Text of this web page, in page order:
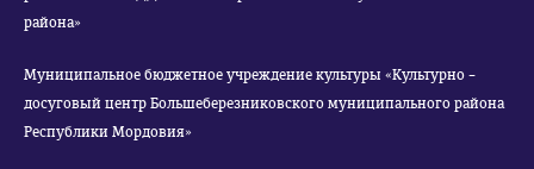
района»
Муниципальное бюджетное учреждение культуры «Культурно –
досуговый центр Большеберезниковского муниципального района
Республики Мордовия»